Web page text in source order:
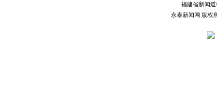
福建省新闻道
永泰新闻网 版权